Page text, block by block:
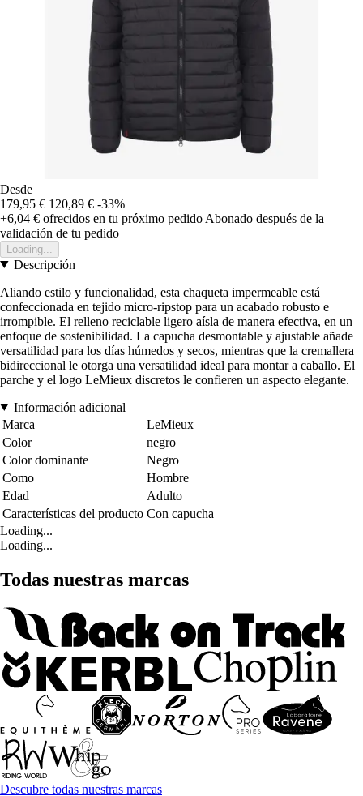
Desde
179,95 € 120,89 € -33%
+6,04 € ofrecidos en tu próximo pedido Abonado después de la
validación de tu pedido
Loading...
Descripción
Aliando estilo y funcionalidad, esta chaqueta impermeable está
confeccionada en tejido micro-ripstop para un acabado robusto e
irrompible. El relleno reciclable ligero aísla de manera efectiva, en un
enfoque de sostenibilidad. La capucha desmontable y ajustable añade
versatilidad para los días húmedos y secos, mientras que la cremallera
bidireccional le otorga una versatilidad ideal para montar a caballo. El
parche y el logo LeMieux discretos le confieren un aspecto elegante.
Información adicional
Marca
LeMieux
Color
negro
Color dominante
Negro
Como
Hombre
Edad
Adulto
Características del producto Con capucha
Loading...
Loading...
Todas nuestras marcas
Descubre todas nuestras marcas